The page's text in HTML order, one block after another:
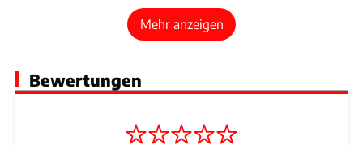
Mehr anzeigen
Bewertungen